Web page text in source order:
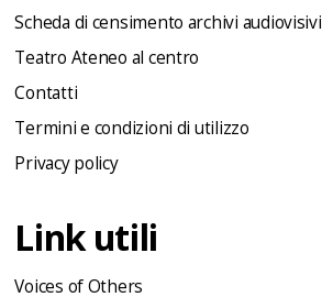
Scheda di censimento archivi audiovisivi
Teatro Ateneo al centro
Contatti
Termini e condizioni di utilizzo
Privacy policy
Link utili
Voices of Others